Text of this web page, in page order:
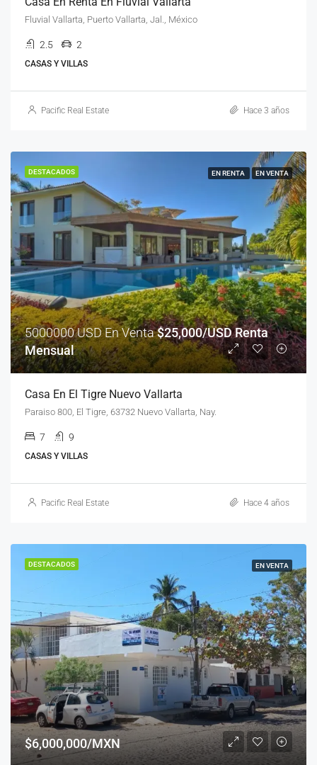
Fluvial Vallarta, Puerto Vallarta, Jal., México
2.5 2
CASAS Y VILLAS
Pacific Real Estate Hace 3 años
DESTACADOS EN RENTA EN VENTA
5000000 USD En Venta$25,000/USD Renta
Mensual
Casa En El Tigre Nuevo Vallarta
Paraiso 800, El Tigre, 63732 Nuevo Vallarta, Nay.
7 9
CASAS Y VILLAS
Pacific Real Estate Hace 4 años
DESTACADOS EN VENTA
$6,000,000/MXN